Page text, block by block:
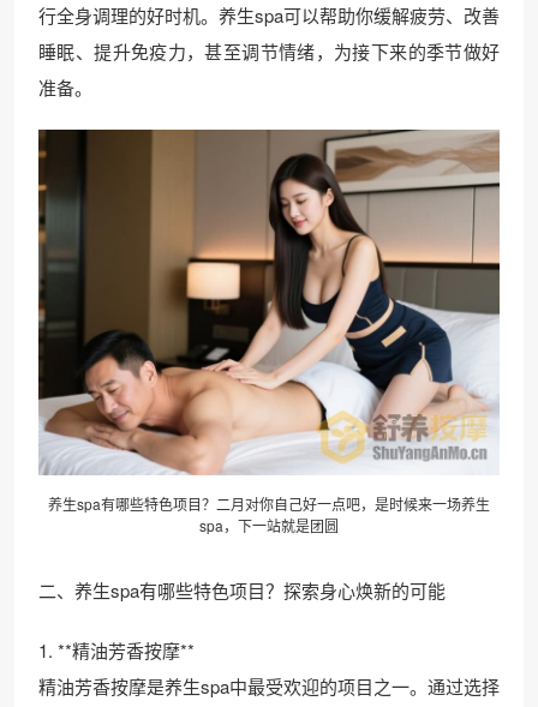
行全身调理的好时机。养生spa可以帮助你缓解疲劳、改善
睡眠、提升免疫力，甚至调节情绪，为接下来的季节做好
准备。
养生spa有哪些特色项目？二月对你自己好一点吧，是时候来一场养生
spa，下一站就是团圆
二、养生spa有哪些特色项目？探索身心焕新的可能
1. **精油芳香按摩**
精油芳香按摩是养生spa中最受欢迎的项目之一。通过选择